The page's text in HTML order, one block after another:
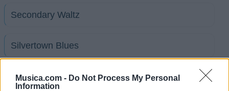
Musica.com - Do Not Process My Personal
Information
Secondary Waltz
Silvertown Blues
Single Handed Sailor